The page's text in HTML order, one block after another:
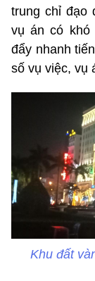
trung chỉ đạo
vụ án có khó
đẩy nhanh
số vụ việc, vụ
Khu đất